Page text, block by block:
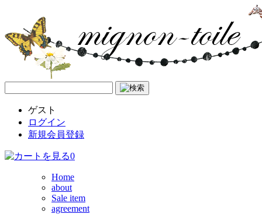
ゲスト
ログイン
新規会員登録
0
Home
about
Sale item
agreement